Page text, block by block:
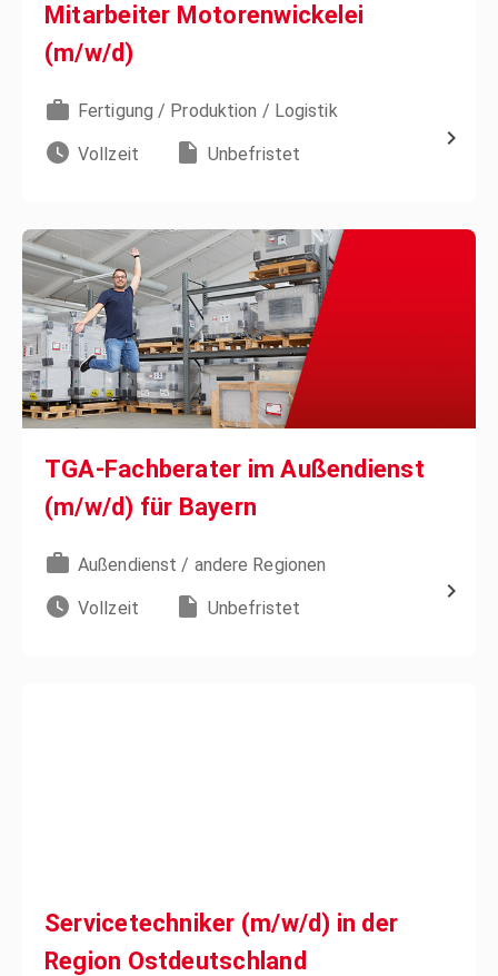
Mitarbeiter Motorenwickelei
(m/w/d)
Fertigung / Produktion / Logistik
Vollzeit Unbefristet
TGA-Fachberater im Außendienst
(m/w/d) für Bayern
Außendienst / andere Regionen
Vollzeit Unbefristet
Servicetechniker (m/w/d) in der
Region Ostdeutschland